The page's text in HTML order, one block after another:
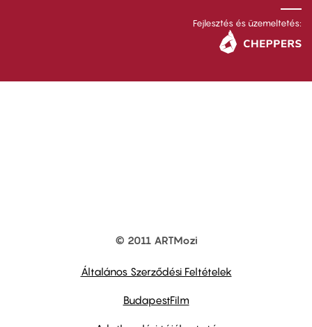
Fejlesztés és üzemeltetés:
© 2011 ARTMozi
Általános Szerződési Feltételek
BudapestFilm